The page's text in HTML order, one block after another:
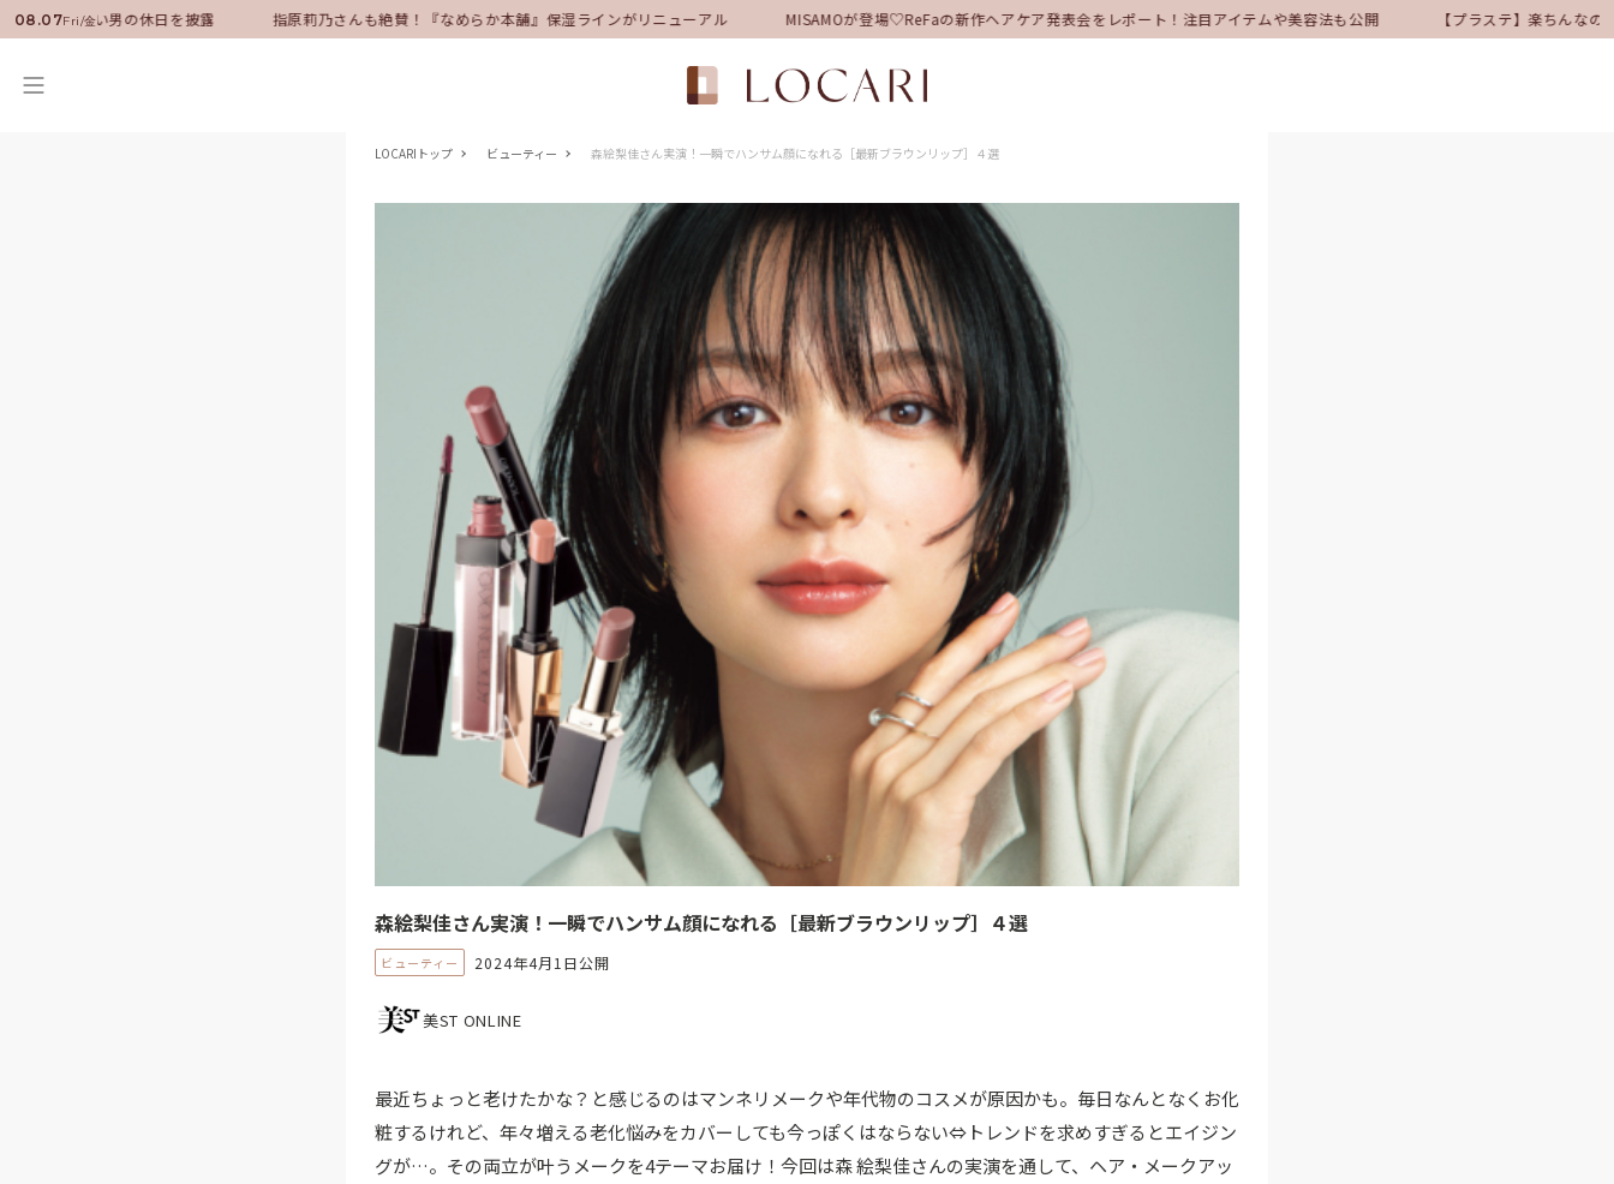
08.07Fri/金
就任！いい男の休日を披露 指原莉乃さんも絶賛！『なめらか本舗』保湿ラインがリニューアル MISAMOが登場♡ReFaの新作ヘアケア発表会をレポート！注目アイテムや美容法も公開 【プラステ】楽ちんなのに
LOCARIトップ ビューティー 森絵梨佳さん実演！一瞬でハンサム顔になれる［最新ブラウンリップ］４選
森絵梨佳さん実演！一瞬でハンサム顔になれる［最新ブラウンリップ］４選
ビューティー 2024年4月1日公開
美ST ONLINE
最近ちょっと老けたかな？と感じるのはマンネリメークや年代物のコスメが原因かも。毎日なんとなくお化
粧するけれど、年々増える老化悩みをカバーしても今っぽくはならない⇔トレンドを求めすぎるとエイジン
グが…。その両立が叶うメークを4テーマお届け！今回は森 絵梨佳さんの実演を通して、ヘア・メークアッ